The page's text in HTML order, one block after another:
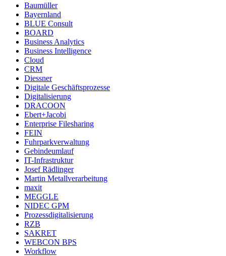
Baumüller
Bayernland
BLUE Consult
BOARD
Business Analytics
Business Intelligence
Cloud
CRM
Diessner
Digitale Geschäftsprozesse
Digitalisierung
DRACOON
Ebert+Jacobi
Enterprise Filesharing
FEIN
Fuhrparkverwaltung
Gebindeumlauf
IT-Infrastruktur
Josef Rädlinger
Martin Metallverarbeitung
maxit
MEGGLE
NIDEC GPM
Prozessdigitalisierung
RZB
SAKRET
WEBCON BPS
Workflow